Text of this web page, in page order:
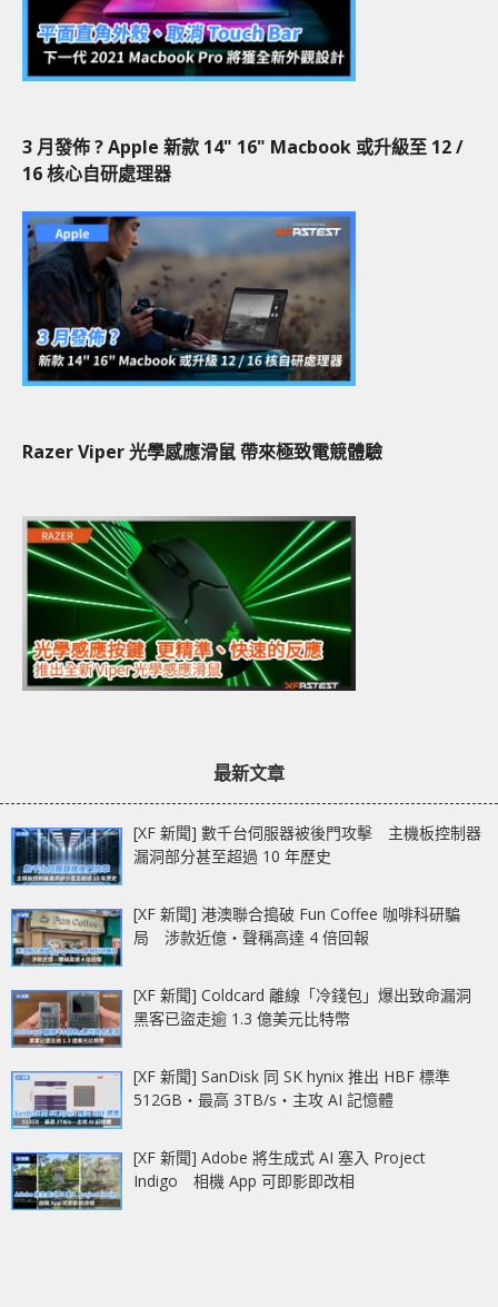
3 月發佈 ? Apple 新款 14" 16" Macbook 或升級至 12 /
16 核心自研處理器
Razer Viper 光學感應滑鼠 帶來極致電競體驗
最新文章
[XF 新聞] 數千台伺服器被後門攻擊 主機板控制器
漏洞部分甚至超過 10 年歷史
[XF 新聞] 港澳聯合搗破 Fun Coffee 咖啡科研騙
局 涉款近億‧聲稱高達 4 倍回報
[XF 新聞] Coldcard 離線「冷錢包」爆出致命漏洞
黑客已盜走逾 1.3 億美元比特幣
[XF 新聞] SanDisk 同 SK hynix 推出 HBF 標準
512GB‧最高 3TB/s‧主攻 AI 記憶體
[XF 新聞] Adobe 將生成式 AI 塞入 Project
Indigo 相機 App 可即影即改相